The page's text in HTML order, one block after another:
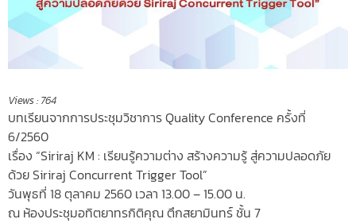
Views : 764
บทเรียนจากการประชุมวิชาการ Quality Conference ครั้งที่
6/2560
เรื่อง “Siriraj KM : เรียนรู้ความต่าง สร้างความรู้ สู่ความปลอดภัย
ด้วย Siriraj Concurrent Trigger Tool”
วันพุธที่ 18 ตุลาคม 2560 เวลา 13.00 – 15.00 น.
ณ ห้องประชุมอทิตยาทรกิติคุณ ตึกสยามินทร์ ชั้น 7